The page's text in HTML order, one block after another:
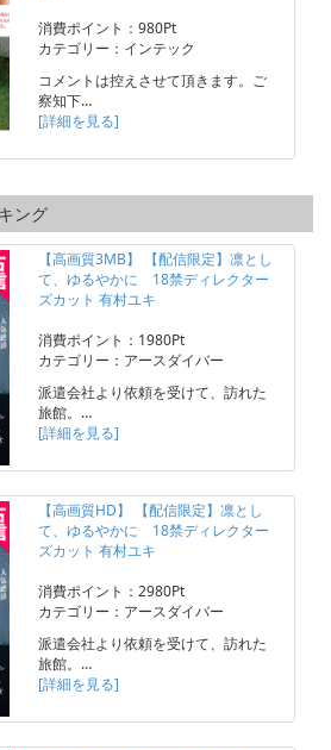
消費ポイント：980Pt
カテゴリー：インテック
コメントは控えさせて頂きます。ご
察知下…
[詳細を見る]
ング
【高画質3MB】 【配信限定】凛とし
て、ゆるやかに 18禁ディレクター
ズカット 有村ユキ
消費ポイント：1980Pt
カテゴリー：アースダイバー
派遣会社より依頼を受けて、訪れた
旅館。…
[詳細を見る]
【高画質HD】 【配信限定】凛とし
て、ゆるやかに 18禁ディレクター
ズカット 有村ユキ
消費ポイント：2980Pt
カテゴリー：アースダイバー
派遣会社より依頼を受けて、訪れた
旅館。…
[詳細を見る]